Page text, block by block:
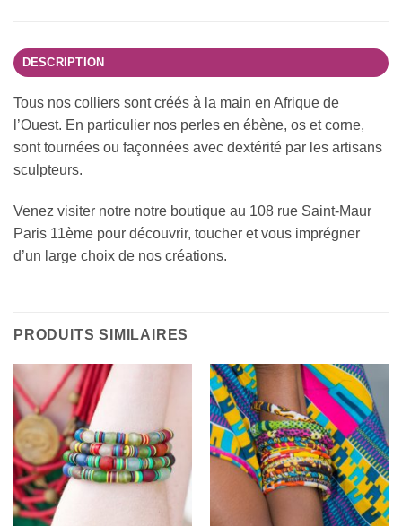
DESCRIPTION
Tous nos colliers sont créés à la main en Afrique de
l’Ouest. En particulier nos perles en ébène, os et corne,
sont tournées ou façonnées avec dextérité par les artisans
sculpteurs.
Venez visiter notre notre boutique au 108 rue Saint-Maur
Paris 11ème pour découvrir, toucher et vous imprégner
d’un large choix de nos créations.
PRODUITS SIMILAIRES